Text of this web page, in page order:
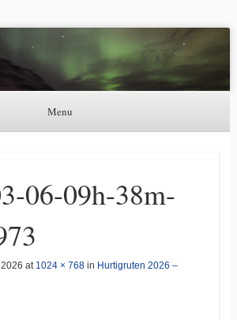
und mehr
Menu
06-09h-38m-
at 1024 × 768in Hurtigruten 2026 –